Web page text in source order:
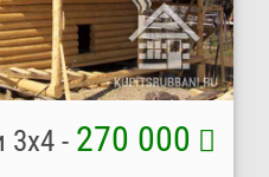
3х4 - 270 000